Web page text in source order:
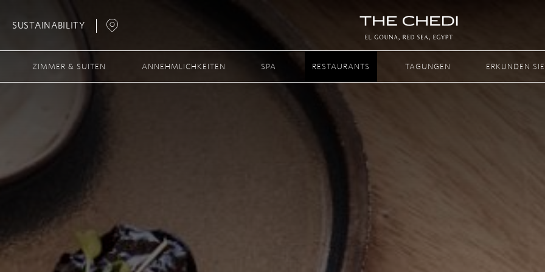
SUSTAINABILITY
Open
Map
ZIMMER & SUITEN ANNEHMLICHKEITEN SPA RESTAURANTS TAGUNGEN ERKUNDEN